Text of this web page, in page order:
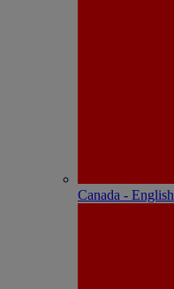
Canada - English